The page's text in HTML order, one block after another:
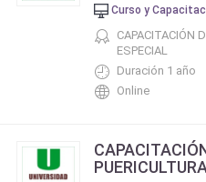
Curso y
CAPACITACIÓN
ESPECIAL
Duración 1 año
Online